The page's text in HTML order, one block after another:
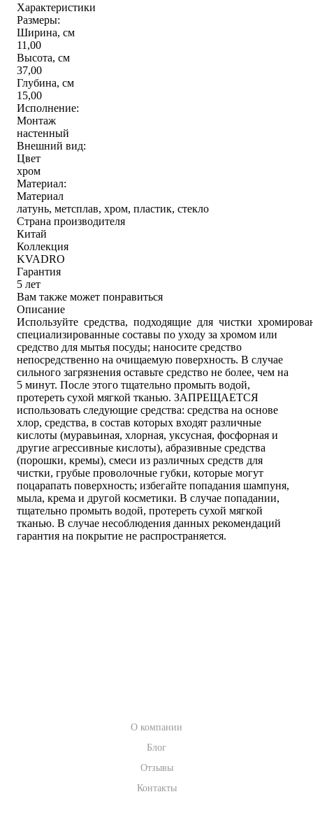
Характеристики
Размеры:
Ширина, см
11,00
Высота, см
37,00
Глубина, см
15,00
Исполнение:
Монтаж
настенный
Внешний вид:
Цвет
хром
Материал:
Материал
латунь, метсплав, хром, пластик, стекло
Страна производителя
Китай
Коллекция
KVADRO
Гарантия
5 лет
Вам также может понравиться
Описание
Используйте средства, подходящие для чистки
специализированные составы по уходу за хромом или
средство для мытья посуды; наносите средство
непосредственно на очищаемую поверхность. В случае
сильного загрязнения оставьте средство не более, чем на
5 минут. После этого тщательно промыть водой,
протереть сухой мягкой тканью. ЗАПРЕЩАЕТСЯ
использовать следующие средства: средства на основе
хлор, средства, в состав которых входят различные
кислоты (муравьиная, хлорная, уксусная, фосфорная и
другие агрессивные кислоты), абразивные средства
(порошки, кремы), смеси из различных средств для
чистки, грубые проволочные губки, которые могут
поцарапать поверхность; избегайте попадания шампуня,
мыла, крема и другой косметики. В случае попадании,
тщательно промыть водой, протереть сухой мягкой
тканью. В случае несоблюдения данных рекомендаций
гарантия на покрытие не распространяется.
О компании
Блог
Отзывы
Контакты